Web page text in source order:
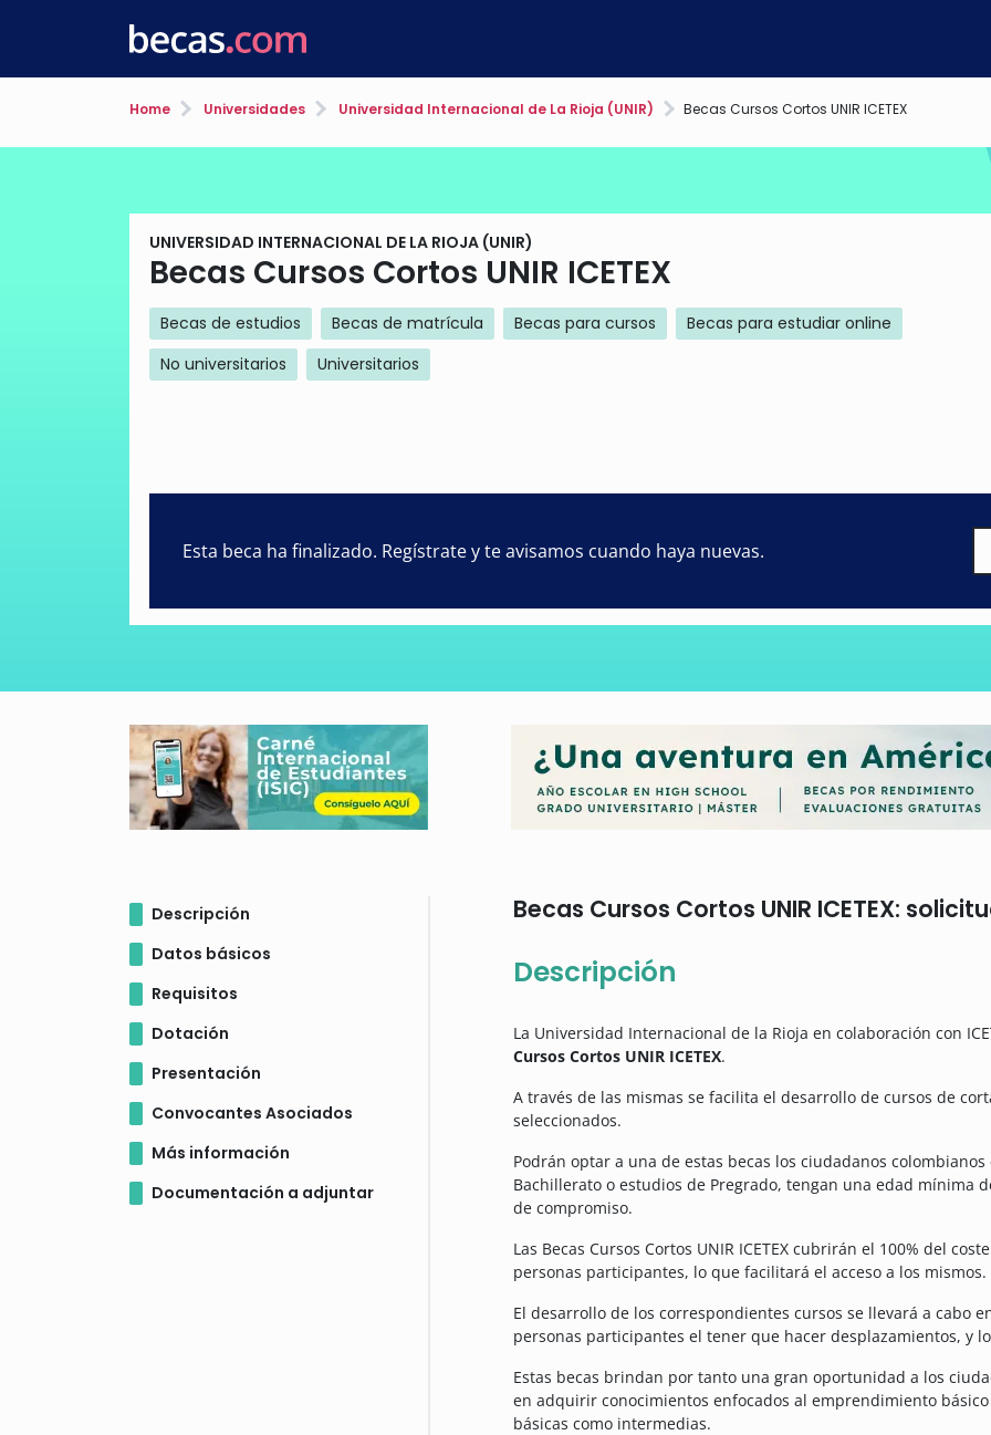
Home Universidades Universidad Internacional de La Rioja (UNIR) Becas Cursos Cortos UNIR ICETEX
UNIVERSIDAD INTERNACIONAL DE LA RIOJA (UNIR)
Becas Cursos Cortos UNIR ICETEX
Becas de estudios Becas de matrícula Becas para cursos
Becas para estudiar online
No universitarios
Universitarios
Esta beca ha finalizado. Regístrate y te avisamos cuando haya nuevas.
Descripción
Datos básicos
Requisitos
Dotación
Presentación
Convocantes Asociados
Más información
Documentación a adjuntar
Becas Cursos Cortos UNIR ICETEX:
Descripción
La Universidad Internacional de la Rioja en colaboración con
Cursos Cortos UNIR ICETEX.
A través de las mismas se facilita el desarrollo de cursos de
seleccionados.
Podrán optar a una de estas becas los ciudadanos
Bachillerato o estudios de Pregrado, tengan una edad mínima
de compromiso.
Las Becas Cursos Cortos UNIR ICETEX cubrirán el 100% del
personas participantes, lo que facilitará el acceso a los mismos.
El desarrollo de los correspondientes cursos se llevará a cabo
personas participantes el tener que hacer desplazamientos, y
Estas becas brindan por tanto una gran oportunidad a los
en adquirir conocimientos enfocados al emprendimiento
básicas como intermedias.